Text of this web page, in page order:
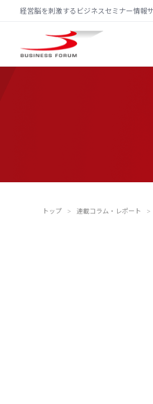
経営脳を刺激するビジネスセミナー情報
トップ ＞ 連載コラム・レポート ＞